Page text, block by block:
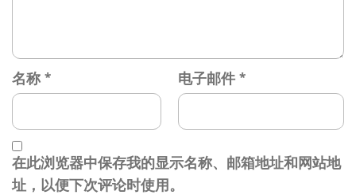
名称 * 电子邮件 *
在此浏览器中保存我的显示名称、邮箱地址和网站地
址，以便下次评论时使用。